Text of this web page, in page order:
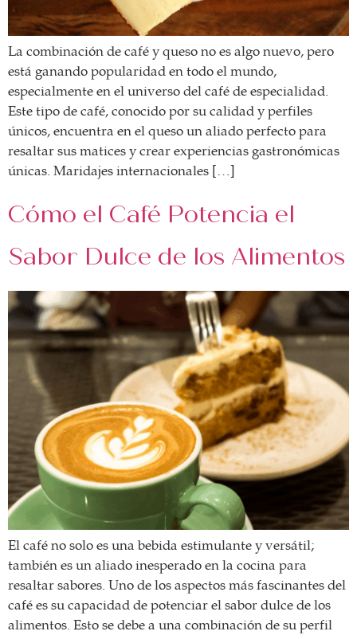
La combinación de café y queso no es algo nuevo, pero
está ganando popularidad en todo el mundo,
especialmente en el universo del café de especialidad.
Este tipo de café, conocido por su calidad y perfiles
únicos, encuentra en el queso un aliado perfecto para
resaltar sus matices y crear experiencias gastronómicas
únicas. Maridajes internacionales […]
Cómo el Café Potencia el
Sabor Dulce de los Alimentos
El café no solo es una bebida estimulante y versátil;
también es un aliado inesperado en la cocina para
resaltar sabores. Uno de los aspectos más fascinantes del
café es su capacidad de potenciar el sabor dulce de los
alimentos. Esto se debe a una combinación de su perfil